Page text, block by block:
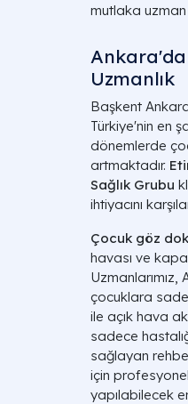
mutlaka
Ankara'da
Uzmanlık
Başkent
Türkiye'nin en
dönemlerde
artmaktadır.
Sağlık Grubu
ihtiyacını
Çocuk göz
havası ve
çocuklara
ile açık hava
sadece
sağlayan
için
yapılabilecek